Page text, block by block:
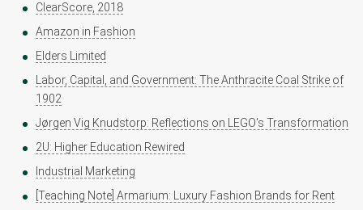
ClearScore, 2018
Amazon in Fashion
Elders Limited
Labor, Capital, and Government: The Anthracite Coal Strike of
1902
Jørgen Vig Knudstorp: Reflections on LEGO's Transformation
2U: Higher Education Rewired
Industrial Marketing
[Teaching Note] Armarium: Luxury Fashion Brands for Rent